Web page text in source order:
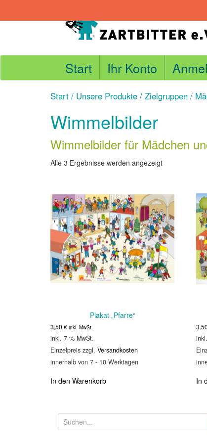
Start Ihr Konto
Start / Unsere Produkte / Zielgruppen /
Wimmelbilder
Wimmelbilder für Mädchen
Alle 3 Ergebnisse werden angezeigtNach
Plakat „Pfarre“
3,50 € inkl. MwSt.
inkl. 7 % MwSt.
Einzelpreis zzgl. Versandkosten
innerhalb von 7 - 10 Werktagen
In den Warenkorb
3,50
In
S
u